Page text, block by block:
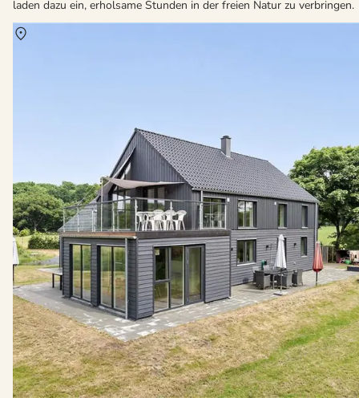
laden dazu ein, erholsame Stunden in der freien Natur zu verbringen.